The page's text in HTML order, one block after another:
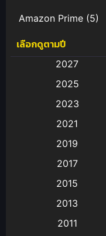
Amazon Prime (5)
Anal (ประตูหลัง)
Animation การ์ตูน
Animation อนิเมะ
Animation แอนิเมชัน
(9)
เลือกดูตามปี
2027
2025
2023
2021
2019
2017
2015
2013
2011